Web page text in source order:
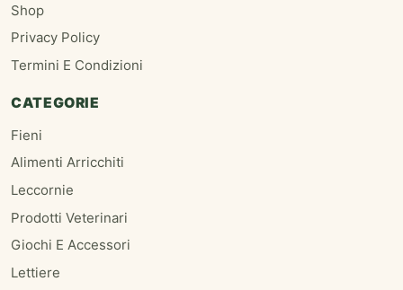
Shop
Privacy Policy
Termini E Condizioni
CATEGORIE
Fieni
Alimenti Arricchiti
Leccornie
Prodotti Veterinari
Giochi E Accessori
Lettiere